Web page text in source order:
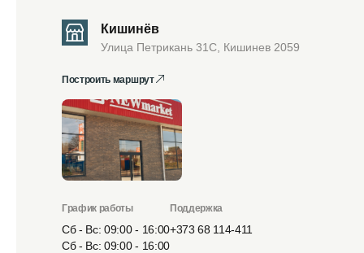
Кишинёв
Улица Петрикань 31С, Кишинев 2059
Построить маршрут
График работы
Сб - Вс: 09:00 - 16:00
Сб - Вс: 09:00 - 16:00
Поддержка
+373 68 114-411